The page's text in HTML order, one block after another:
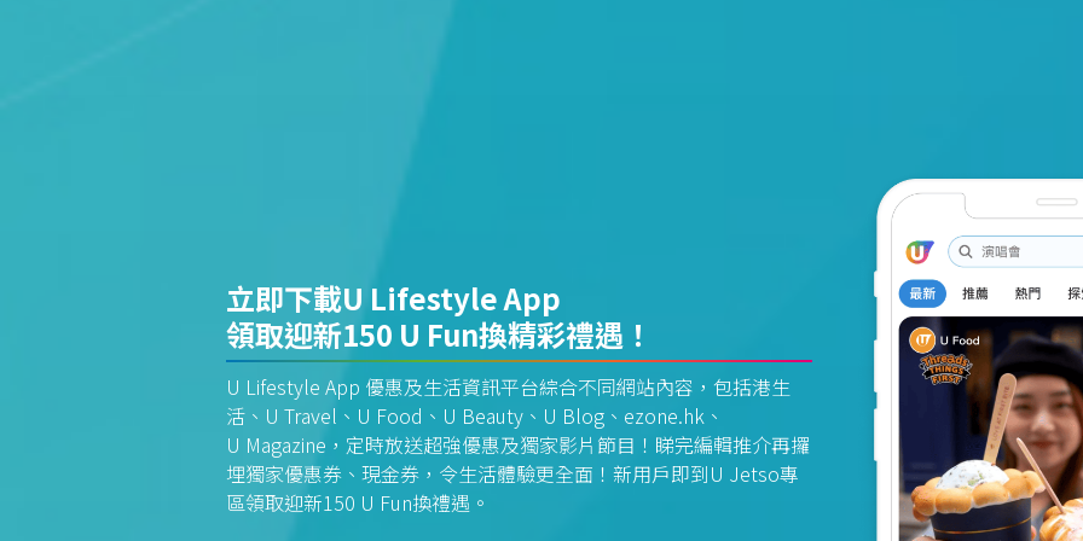
立即下載U Lifestyle App
領取迎新150 U Fun換精彩禮遇！
U Lifestyle App 優惠及生活資訊平台綜合不同網站內容，包括港生
活、U Travel、U Food、U Beauty、U Blog、ezone.hk、
U Magazine，定時放送超強優惠及獨家影片節目！睇完編輯推介再攞
埋獨家優惠券、現金券，令生活體驗更全面！新用戶即到U Jetso專
區領取迎新150 U Fun換禮遇。